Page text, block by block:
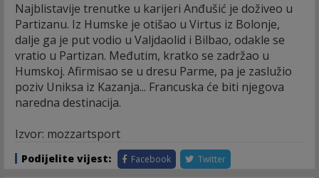
Najblistavije trenutke u karijeri Anđušić je doživeo u
Partizanu. Iz Humske je otišao u Virtus iz Bolonje,
dalje ga je put vodio u Valjdaolid i Bilbao, odakle se
vratio u Partizan. Međutim, kratko se zadržao u
Humskoj. Afirmisao se u dresu Parme, pa je zaslužio
poziv Uniksa iz Kazanja... Francuska će biti njegova
naredna destinacija.
Izvor: mozzartsport
Podijelite vijest: Facebook Twitter